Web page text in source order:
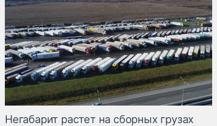
Негабарит растет на сборных грузах